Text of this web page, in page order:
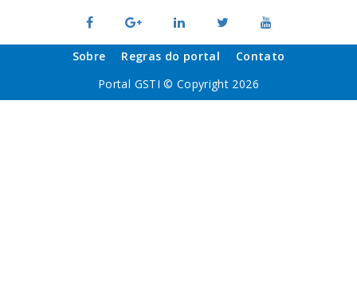
Sobre Regras do portal
Contato
Portal GSTI © Copyright 2026